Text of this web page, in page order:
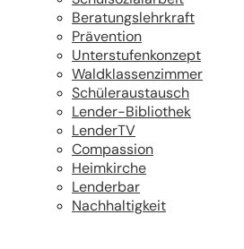
Beratungslehrkraft
Prävention
Unterstufenkonzept
Waldklassenzimmer
Schüleraustausch
Lender-Bibliothek
LenderTV
Compassion
Heimkirche
Lenderbar
Nachhaltigkeit